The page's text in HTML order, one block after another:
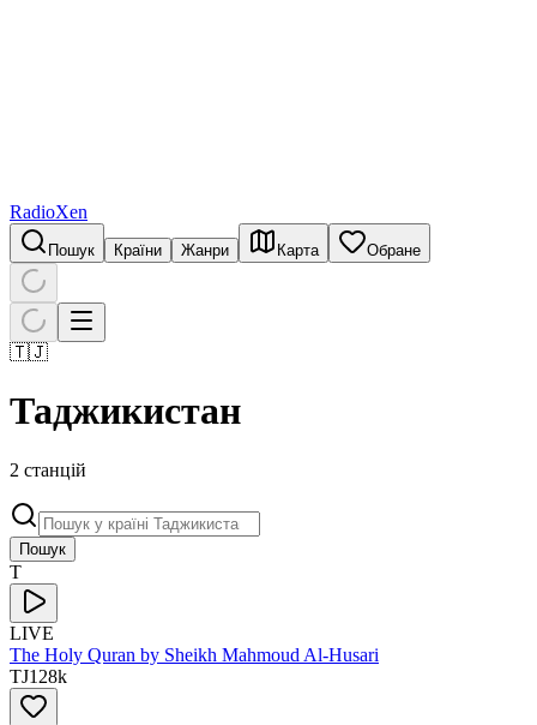
RadioXen
Пошук Країни Жанри Карта Обране
🇹🇯
Таджикистан
2 станцій
Пошук
T
LIVE
The Holy Quran by Sheikh Mahmoud Al-Husari
TJ128k